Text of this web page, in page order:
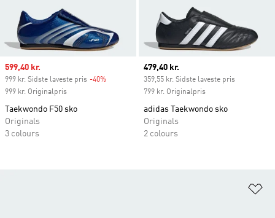
Sale price
599,40 kr.
999 kr. Sidste laveste pris -40%
999 kr. Originalpris
Taekwondo F50 sko
Originals
3 colours
Current price
479,40 kr.
359,55 kr. Sidste laveste pris
799 kr. Originalpris
adidas Taekwondo sko
Originals
2 colours